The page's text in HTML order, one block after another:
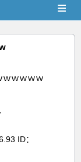
≡
ｗｗｗｗｗ
ID：